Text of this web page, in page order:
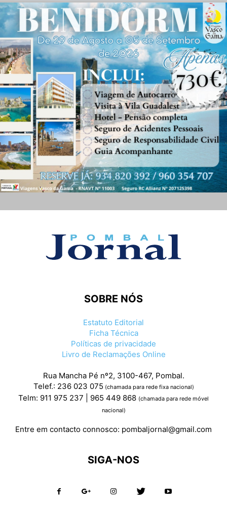
SOBRE NÓS
Estatuto Editorial
Ficha Técnica
Políticas de privacidade
Livro de Reclamações Online
Rua Mancha Pé nº2, 3100-467, Pombal.
Telef.: 236 023 075 (chamada para rede fixa nacional)
Telm: 911 975 237 | 965 449 868 (chamada para rede móvel
nacional)
Entre em contacto connosco: pombaljornal@gmail.com
SIGA-NOS